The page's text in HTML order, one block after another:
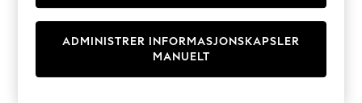
Sets & Outfits
T-Shirts
ADMINISTRER INFORMASJONSKAPSLER
MANUELT